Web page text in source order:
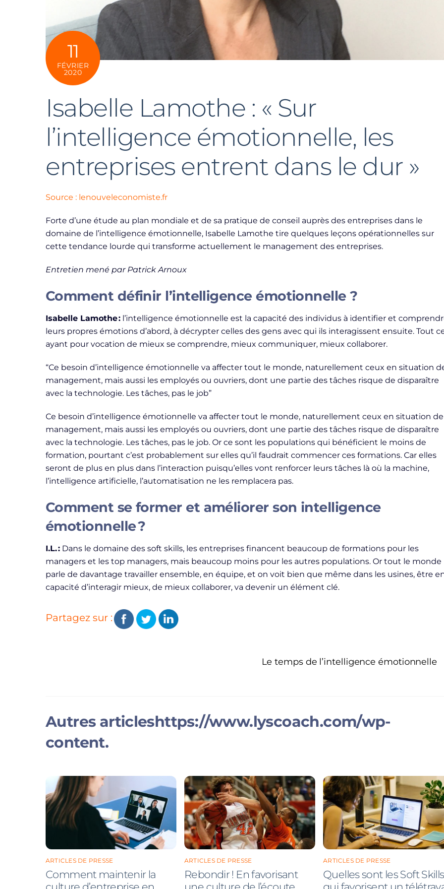
11
FÉVRIER
2020
Isabelle Lamothe : « Sur
l’intelligence émotionnelle, les
entreprises entrent dans le dur »
Source : lenouveleconomiste.fr
Forte d’une étude au plan mondiale et de sa pratique de conseil auprès des entreprises dans le
domaine de l’intelligence émotionnelle, Isabelle Lamothe tire quelques leçons opérationnelles sur
cette tendance lourde qui transforme actuellement le management des entreprises.
Entretien mené par Patrick Arnoux
Comment définir l’intelligence émotionnelle ?
Isabelle Lamothe : l’intelligence émotionnelle est la capacité des individus à identifier et
leurs propres émotions d’abord, à décrypter celles des gens avec qui ils interagissent ensuite. Tout
ayant pour vocation de mieux se comprendre, mieux communiquer, mieux collaborer.
“Ce besoin d’intelligence émotionnelle va affecter tout le monde, naturellement ceux en situation
management, mais aussi les employés ou ouvriers, dont une partie des tâches risque de disparaître
avec la technologie. Les tâches, pas le job”
Ce besoin d’intelligence émotionnelle va affecter tout le monde, naturellement ceux en situation de
management, mais aussi les employés ou ouvriers, dont une partie des tâches risque de disparaître
avec la technologie. Les tâches, pas le job. Or ce sont les populations qui bénéficient le moins de
formation, pourtant c’est probablement sur elles qu’il faudrait commencer ces formations. Car elles
seront de plus en plus dans l’interaction puisqu’elles vont renforcer leurs tâches là où la machine,
l’intelligence artificielle, l’automatisation ne les remplacera pas.
Comment se former et améliorer son intelligence
émotionnelle ?
I.L. : Dans le domaine des soft skills, les entreprises financent beaucoup de formations pour les
managers et les top managers, mais beaucoup moins pour les autres populations. Or tout le monde
parle de davantage travailler ensemble, en équipe, et on voit bien que même dans les usines, être
capacité d’interagir mieux, de mieux collaborer, va devenir un élément clé.
Partagez sur :
Le temps de l’intelligence émotionnelle
ARTICLES DE PRESSE
Comment maintenir la
ARTICLES DE PRESSE
Rebondir ! En favorisant
ARTICLES DE PRESSE
Quelles sont les Soft Skills